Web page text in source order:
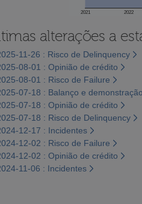
2021 2022
alterações a
11-26 : Risco de Delinquency
08-01 : Opinião de crédito
08-01 : Risco de Failure
07-18 : Balanço e
07-18 : Opinião de crédito
07-18 : Risco de Delinquency
12-17 : Incidentes
12-02 : Risco de Failure
12-02 : Opinião de crédito
11-06 : Incidentes